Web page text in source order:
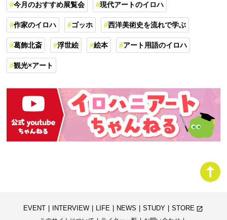
今月のおすすめ展覧会 現代アートのイロハ
作家のイロハ ゴッホ 西洋美術史を流れで学ぶ
葛飾北斎 浮世絵 絵本 アート用語のイロハ
観光×アート
EVENT INTERVIEW LIFE NEWS STUDY STORE launch